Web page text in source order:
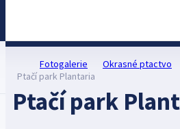
Fotogalerie Okrasné ptactvo
Ptačí park Plantaria
Ptačí park